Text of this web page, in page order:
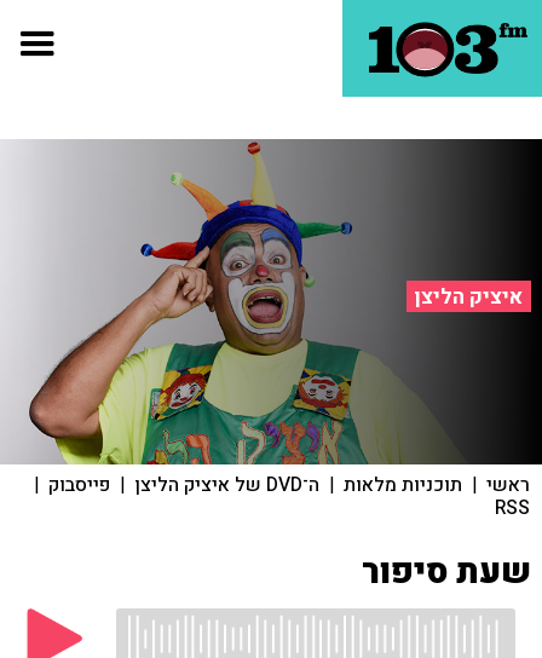
איציק הליצן
ראשי | תוכניות מלאות | ה־DVD של איציק הליצן | פייסבוק |
RSS
שעת סיפור